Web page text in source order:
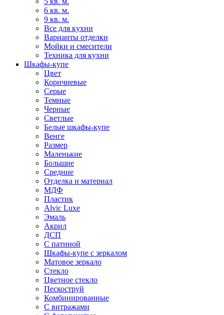
6 кв. м.
9 кв. м.
Все для кухни
Варианты отделки
Мойки и смесители
Техника для кухни
Шкафы-купе
Цвет
Коричневые
Серые
Темные
Черные
Светлые
Белые шкафы-купе
Венге
Размер
Маленькие
Большие
Средние
Отделка и материал
МДФ
Пластик
Alvic Luxe
Эмаль
Акрил
ДСП
С патиной
Шкафы-купе с зеркалом
Матовое зеркало
Стекло
Цветное стекло
Пескоструй
Комбинированные
С витражами